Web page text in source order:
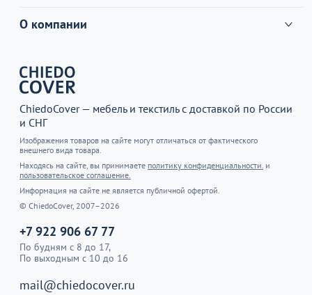
О компании
ChiedoCover — мебель и текстиль с доставкой по России
и СНГ
Изображения товаров на сайте могут отличаться от фактического
внешнего вида товара.
Находясь на сайте, вы принимаете политику конфиденциальности. и
пользовательское соглашение.
Информация на сайте не является публичной офертой.
© ChiedoCover, 2007–2026
+7 922 906 67 77
По будням с 8 до 17,
По выходным с 10 до 16
mail@chiedocover.ru